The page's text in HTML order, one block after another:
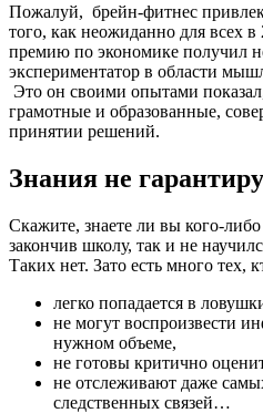
Пожалуй, брейн-фитнес
того, как неожиданно для всех
премию по экономике получил
экспериментатор в области
Это он своими опытами
грамотные и образованные,
принятии решений.
Знания не
Скажите, знаете ли вы кого-
закончив школу, так и не
Таких нет. Зато есть много тех,
легко попадается в
не могут воспроизвести
нужном объеме,
не готовы критично
не отслеживают даже
следственных связей…